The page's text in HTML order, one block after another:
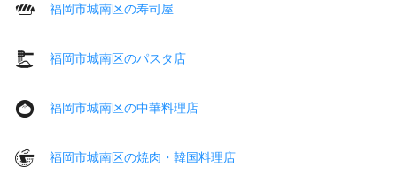
福岡市城南区の寿司屋
福岡市城南区のパスタ店
福岡市城南区の中華料理店
福岡市城南区の焼肉・韓国料理店